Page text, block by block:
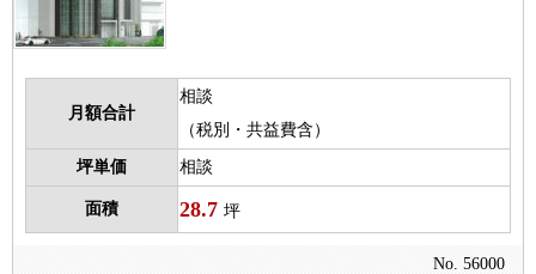
月額合計
相談
（税別・共益費含）
坪単価 相談
面積 28.7 坪
No. 56000